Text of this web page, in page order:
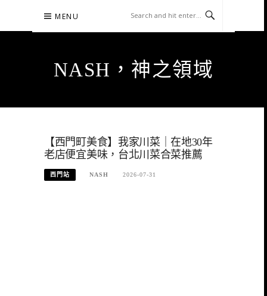
content
MENU
NASH，神之領域
【西門町美食】我家川菜｜在地30年
老店便宜美味，台北川菜合菜推薦
西門站 NASH 2026-07-31